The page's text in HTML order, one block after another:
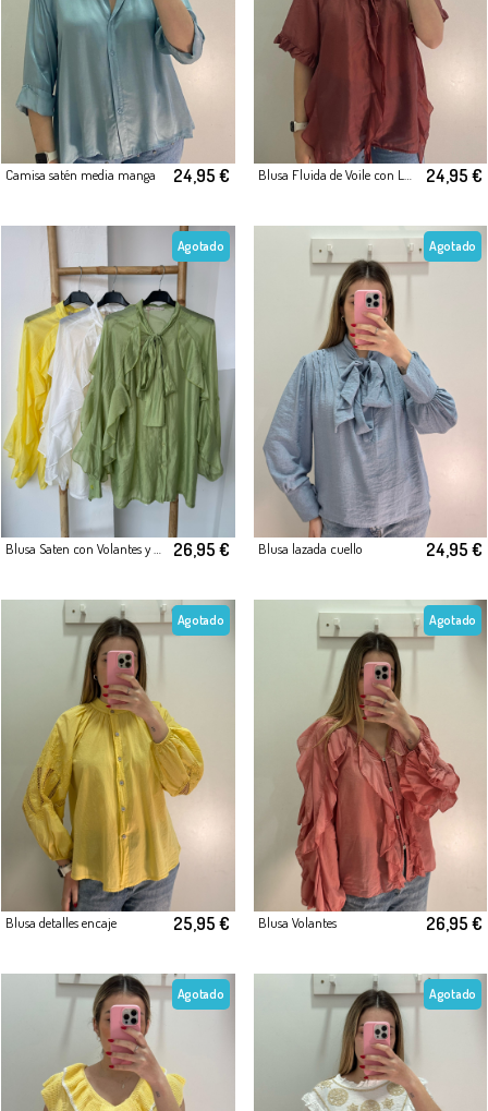
Camisa satén media manga 24,95 € 24,95 €
Agotado
Blusa Saten con Volantes y Lazo al Cuello 26,95 €
Agotado
Blusa lazada cuello 24,95 €
Agotado
Blusa detalles encaje 25,95 €
Agotado
Blusa Volantes 26,95 €
Agotado Agotado